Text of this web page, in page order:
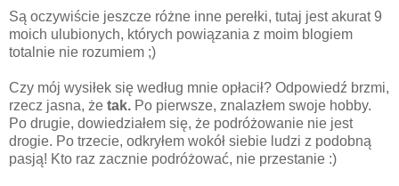
Są oczywiście jeszcze różne inne perełki, tutaj jest akurat 9
moich ulubionych, których powiązania z moim blogiem
totalnie nie rozumiem ;)
Czy mój wysiłek się według mnie opłacił? Odpowiedź brzmi,
rzecz jasna, że tak. Po pierwsze, znalazłem swoje hobby.
Po drugie, dowiedziałem się, że podróżowanie nie jest
drogie. Po trzecie, odkryłem wokół siebie ludzi z podobną
pasją! Kto raz zacznie podróżować, nie przestanie :)